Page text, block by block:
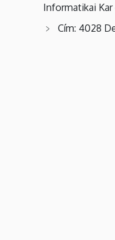
Informatikai
Cím: 4028